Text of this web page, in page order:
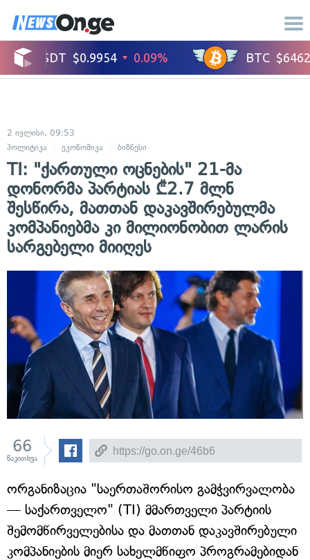
2 ივლისი, 09:53
პოლიტიკა
ეკონომიკა ბიზნესი
TI: "ქართული ოცნების" 21-მა
დონორმა პარტიას ₾2.7 მლნ
შესწირა, მათთან დაკავშირებულმა
კომპანიებმა კი მილიონობით ლარის
სარგებელი მიიღეს
66
წაკითხვა
ორგანიზაცია "საერთაშორისო გამჭვირვალობა
— საქართველო" (TI) მმართველი პარტიის
შემომწირველებისა და მათთან დაკავშირებული
კომპანიების მიერ სახელმწიფო პროგრამებიდან